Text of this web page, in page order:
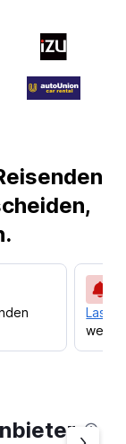
Lass